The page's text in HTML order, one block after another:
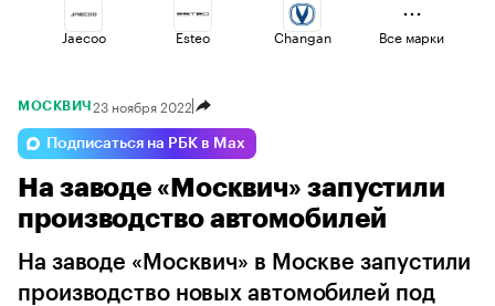
Jaecoo Esteo Changan
Volga Haval
Voyah Geely Omoda
Все марки
МОСКВИЧ 23 ноября 2022
Подписаться на РБК в Max
На заводе «Москвич» запустили
производство автомобилей
На заводе «Москвич» в Москве запустили
производство новых автомобилей под